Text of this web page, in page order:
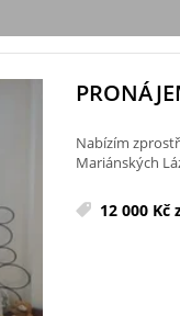
Nabízím
Mariánských
12 000 Kč